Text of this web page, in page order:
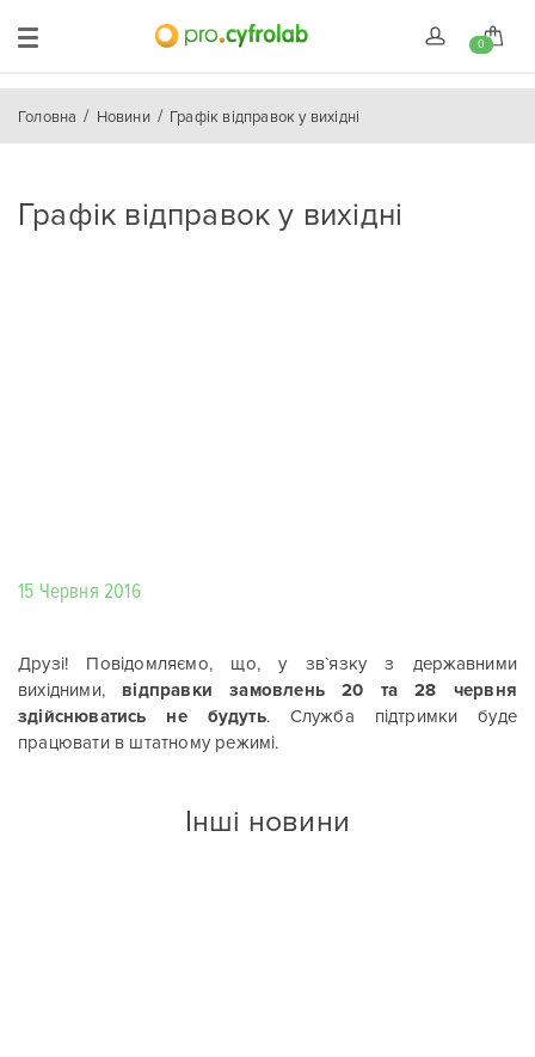
0
Головна Новини Графік відправок у вихідні
Графік відправок у вихідні
15 Червня 2016
Друзі! Повідомляємо, що, у зв`язку з державними
вихідними, відправки замовлень 20 та 28 червня
здійснюватись не будуть. Служба підтримки буде
працювати в штатному режимі.
Інші новини